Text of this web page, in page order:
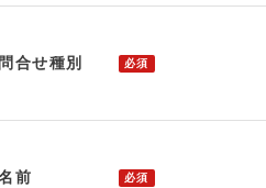
合せ種別 必須
前 必須